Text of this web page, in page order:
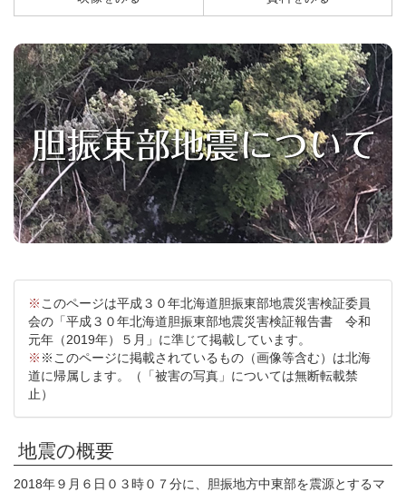
※ このページは平成３０年北海道胆振東部地震災害検証委員
会の「平成３０年北海道胆振東部地震災害検証報告書 令和
元年（2019年）５月」に準じて掲載しています。
※ ※このページに掲載されているもの（画像等含む）は北海
道に帰属します。（「被害の写真」については無断転載禁
止）
地震の概要
2018年９月６日０３時０７分に、胆振地方中東部を震源とするマ